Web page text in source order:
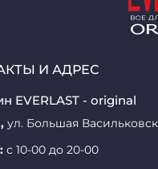
И АДРЕС
EVERLAST - original
ул. Большая
с 10-00 до 20-00